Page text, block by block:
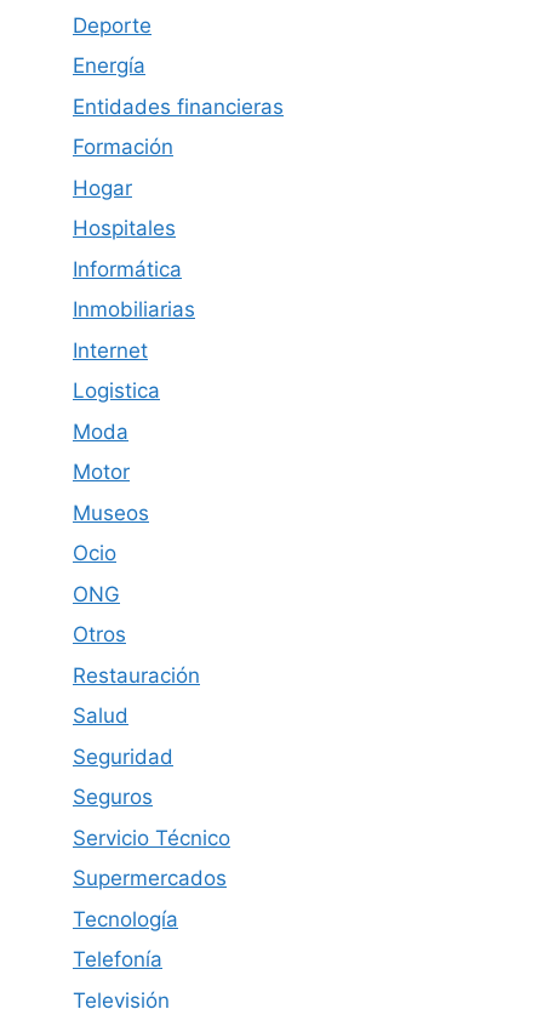
Deporte
Energía
Entidades financieras
Formación
Hogar
Hospitales
Informática
Inmobiliarias
Internet
Logistica
Moda
Motor
Museos
Ocio
ONG
Otros
Restauración
Salud
Seguridad
Seguros
Servicio Técnico
Supermercados
Tecnología
Telefonía
Televisión